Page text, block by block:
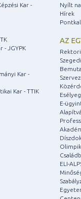
Kar -
- JGYPK
Kar -
Kar - TTIK
Nyílt
Hírek
AZ
E-
ELI-